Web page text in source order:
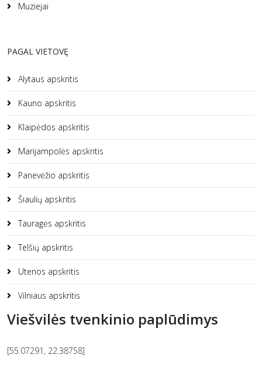
Muziejai
PAGAL VIETOVĘ
Alytaus apskritis
Kauno apskritis
Klaipėdos apskritis
Marijampolės apskritis
Panevėžio apskritis
Šiaulių apskritis
Tauragės apskritis
Telšių apskritis
Utenos apskritis
Vilniaus apskritis
Viešvilės tvenkinio paplūdimys
[55.07291, 22.38758]